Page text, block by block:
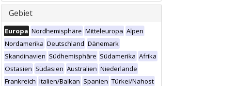
Gebiet
Europa Nordhemisphäre Mitteleuropa Alpen
Nordamerika Deutschland Dänemark
Skandinavien Südhemisphäre Südamerika Afrika
Ostasien Südasien Australien Niederlande
Frankreich Italien/Balkan Spanien Türkei/Nahost